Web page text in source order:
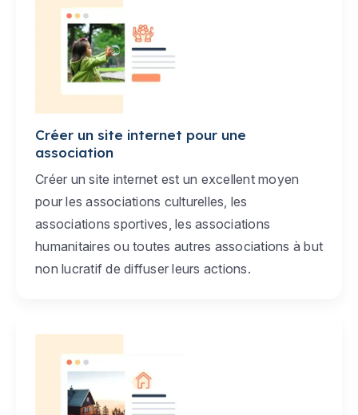
Créer un site internet pour une
association
Créer un site internet est un excellent moyen
pour les associations culturelles, les
associations sportives, les associations
humanitaires ou toutes autres associations à but
non lucratif de diffuser leurs actions.